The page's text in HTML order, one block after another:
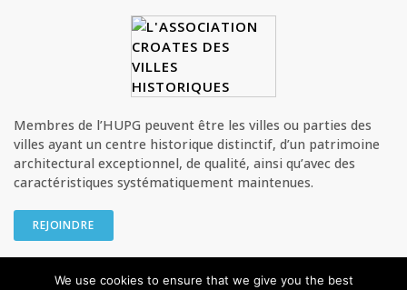
Membres de l’HUPG peuvent être les villes ou parties des
villes ayant un centre historique distinctif, d’un patrimoine
architectural exceptionnel, de qualité, ainsi qu’avec des
caractéristiques systématiquement maintenues.
REJOINDRE
© HUPG - L’Association croate des villes historiques Tous les droits
We use cookies to ensure that we give you the best